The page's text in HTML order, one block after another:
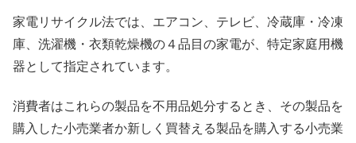
家電リサイクル法では、エアコン、テレビ、冷蔵庫・冷凍
庫、洗濯機・衣類乾燥機の４品目の家電が、特定家庭用機
器として指定されています。
消費者はこれらの製品を不用品処分するとき、その製品を
購入した小売業者か新しく買替える製品を購入する小売業